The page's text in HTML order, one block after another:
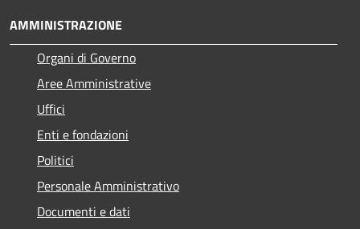
AMMINISTRAZIONE
Organi di Governo
Aree Amministrative
Uffici
Enti e fondazioni
Politici
Personale Amministrativo
Documenti e dati